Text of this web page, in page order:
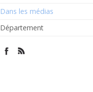
Dans les médias
Département